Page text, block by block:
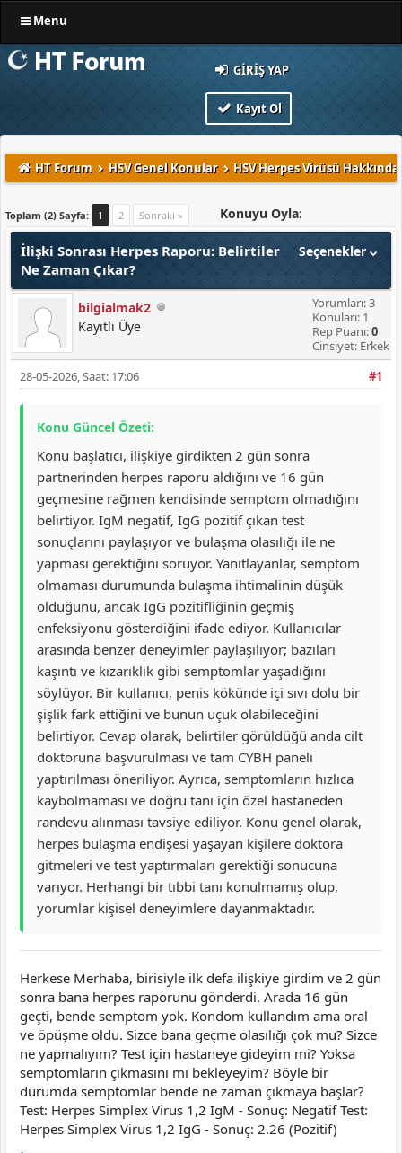
Menu
GIRIŞ YAP
Kayıt Ol
HT Forum HSV Genel Konular HSV Herpes Virüsü
Toplam (2) Sayfa: 1 2 Sonraki » Konuyu Oyla:
Seçenekler
İlişki Sonrası Herpes Raporu: Belirtiler
Ne Zaman Çıkar?
bilgialmak2
Kayıtlı Üye
Yorumları: 3
Konuları: 1
Rep Puanı:0
Cinsiyet: Erkek
#1
28-05-2026, Saat: 17:06
Konu Güncel Özeti:
Konu başlatıcı, ilişkiye girdikten 2 gün sonra
partnerinden herpes raporu aldığını ve 16 gün
geçmesine rağmen kendisinde semptom olmadığını
belirtiyor. IgM negatif, IgG pozitif çıkan test
sonuçlarını paylaşıyor ve bulaşma olasılığı ile ne
yapması gerektiğini soruyor. Yanıtlayanlar, semptom
olmaması durumunda bulaşma ihtimalinin düşük
olduğunu, ancak IgG pozitifliğinin geçmiş
enfeksiyonu gösterdiğini ifade ediyor. Kullanıcılar
arasında benzer deneyimler paylaşılıyor; bazıları
kaşıntı ve kızarıklık gibi semptomlar yaşadığını
söylüyor. Bir kullanıcı, penis kökünde içi sıvı dolu bir
şişlik fark ettiğini ve bunun uçuk olabileceğini
belirtiyor. Cevap olarak, belirtiler görüldüğü anda cilt
doktoruna başvurulması ve tam CYBH paneli
yaptırılması öneriliyor. Ayrıca, semptomların hızlıca
kaybolmaması ve doğru tanı için özel hastaneden
randevu alınması tavsiye ediliyor. Konu genel olarak,
herpes bulaşma endişesi yaşayan kişilere doktora
gitmeleri ve test yaptırmaları gerektiği sonucuna
varıyor. Herhangi bir tıbbi tanı konulmamış olup,
yorumlar kişisel deneyimlere dayanmaktadır.
Herkese Merhaba, birisiyle ilk defa ilişkiye girdim ve 2 gün
sonra bana herpes raporunu gönderdi. Arada 16 gün
geçti, bende semptom yok. Kondom kullandım ama oral
ve öpüşme oldu. Sizce bana geçme olasılığı çok mu? Sizce
ne yapmalıyım? Test için hastaneye gideyim mi? Yoksa
semptomların çıkmasını mı bekleyeyim? Böyle bir
durumda semptomlar bende ne zaman çıkmaya başlar?
Test: Herpes Simplex Virus 1,2 IgM - Sonuç: Negatif Test:
Herpes Simplex Virus 1,2 IgG - Sonuç: 2.26 (Pozitif)